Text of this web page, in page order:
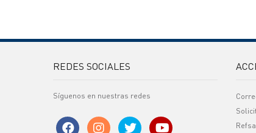
REDES SOCIALES
Síguenos en nuestras redes